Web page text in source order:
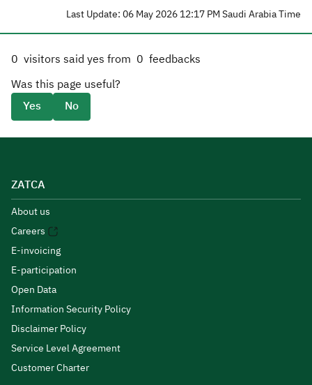
Last Update: 06 May 2026 12:17 PM Saudi Arabia Time
0 visitors said yes from 0 feedbacks
Was this page useful?
Yes
No
ZATCA
About us
Careers
E-invoicing
E-participation
Open Data
Information Security Policy
Disclaimer Policy
Service Level Agreement
Customer Charter